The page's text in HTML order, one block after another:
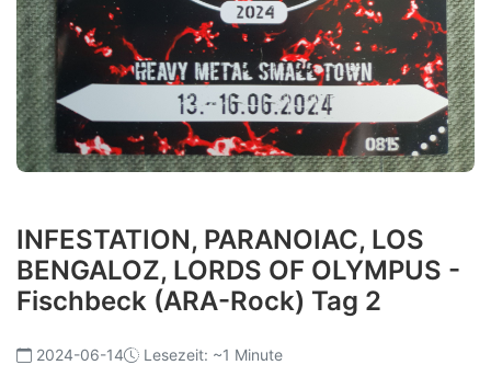
INFESTATION, PARANOIAC, LOS
BENGALOZ, LORDS OF OLYMPUS -
Fischbeck (ARA-Rock) Tag 2
2024-06-14 Lesezeit: ~1 Minute